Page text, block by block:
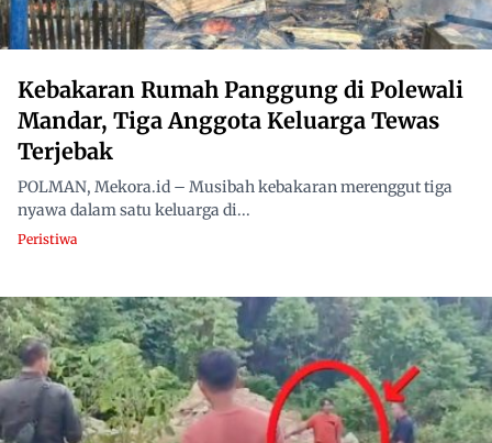
Kebakaran Rumah Panggung di Polewali
Mandar, Tiga Anggota Keluarga Tewas
Terjebak
POLMAN, Mekora.id – Musibah kebakaran merenggut tiga
nyawa dalam satu keluarga di...
Peristiwa